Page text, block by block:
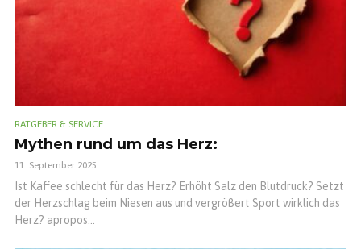
RATGEBER & SERVICE
Mythen rund um das Herz:
11. September 2025
Ist Kaffee schlecht für das Herz? Erhöht Salz den Blutdruck? Setzt
der Herzschlag beim Niesen aus und vergrößert Sport wirklich das
Herz? apropos...